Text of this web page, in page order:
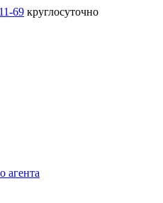
69 круглосуточно
агента